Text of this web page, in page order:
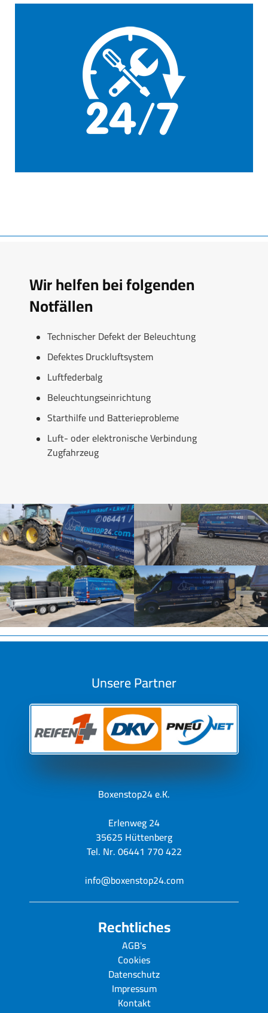
Wir helfen bei folgenden
Notfällen
Technischer Defekt der Beleuchtung
Defektes Druckluftsystem
Luftfederbalg
Beleuchtungseinrichtung
Starthilfe und Batterieprobleme
Luft- oder elektronische Verbindung
Zugfahrzeug
Unsere Partner
Boxenstop24 e.K.
Erlenweg 24
35625 Hüttenberg
Tel. Nr. 06441 770 422
info@boxenstop24.com
Rechtliches
AGB's
Cookies
Datenschutz
Impressum
Kontakt